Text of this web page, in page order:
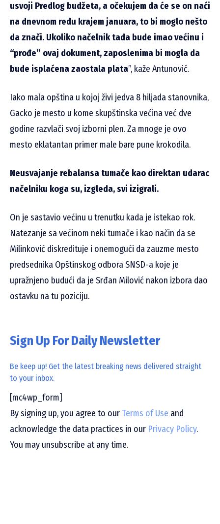
usvoji Predlog budžeta, a očekujem da će se on naći
na dnevnom redu krajem januara, to bi moglo nešto
da znači. Ukoliko načelnik tada bude imao većinu i
“prođe” ovaj dokument, zaposlenima bi mogla da
bude isplaćena zaostala plata”, kaže Antunović.
Iako mala opština u kojoj živi jedva 8 hiljada stanovnika,
Gacko je mesto u kome skupštinska većina već dve
godine razvlači svoj izborni plen. Za mnoge je ovo
mesto eklatantan primer male bare pune krokodila.
Neusvajanje rebalansa tumače kao direktan udarac
načelniku koga su, izgleda, svi izigrali.
On je sastavio većinu u trenutku kada je istekao rok.
Natezanje sa većinom neki tumače i kao način da se
Milinković diskredituje i onemogući da zauzme mesto
predsednika Opštinskog odbora SNSD-a koje je
upražnjeno budući da je Srđan Milović nakon izbora dao
ostavku na tu poziciju.
Sign Up For Daily Newsletter
Be keep up! Get the latest breaking news delivered straight
to your inbox.
[mc4wp_form]
By signing up, you agree to our Terms of Use and
acknowledge the data practices in our Privacy Policy.
You may unsubscribe at any time.